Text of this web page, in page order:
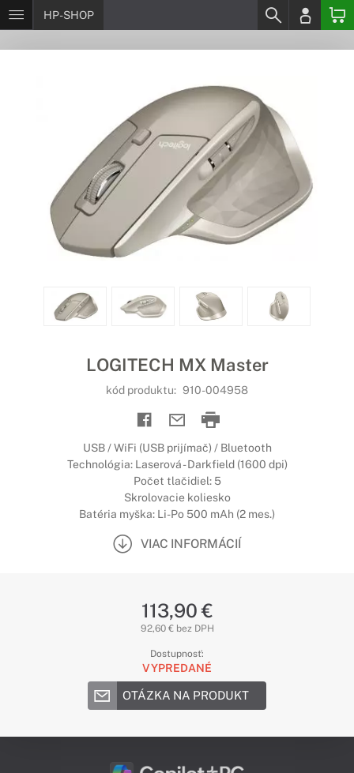
HP-SHOP
LOGITECH MX Master
kód produktu: 910-004958
USB / WiFi (USB prijímač) / Bluetooth
Technológia: Laserová - Darkfield (1600 dpi)
Počet tlačidiel: 5
Skrolovacie koliesko
Batéria myška: Li-Po 500 mAh (2 mes.)
VIAC INFORMÁCIÍ
113,90 €
92,60 € bez DPH
Dostupnosť:
VYPREDANÉ
OTÁZKA NA PRODUKT